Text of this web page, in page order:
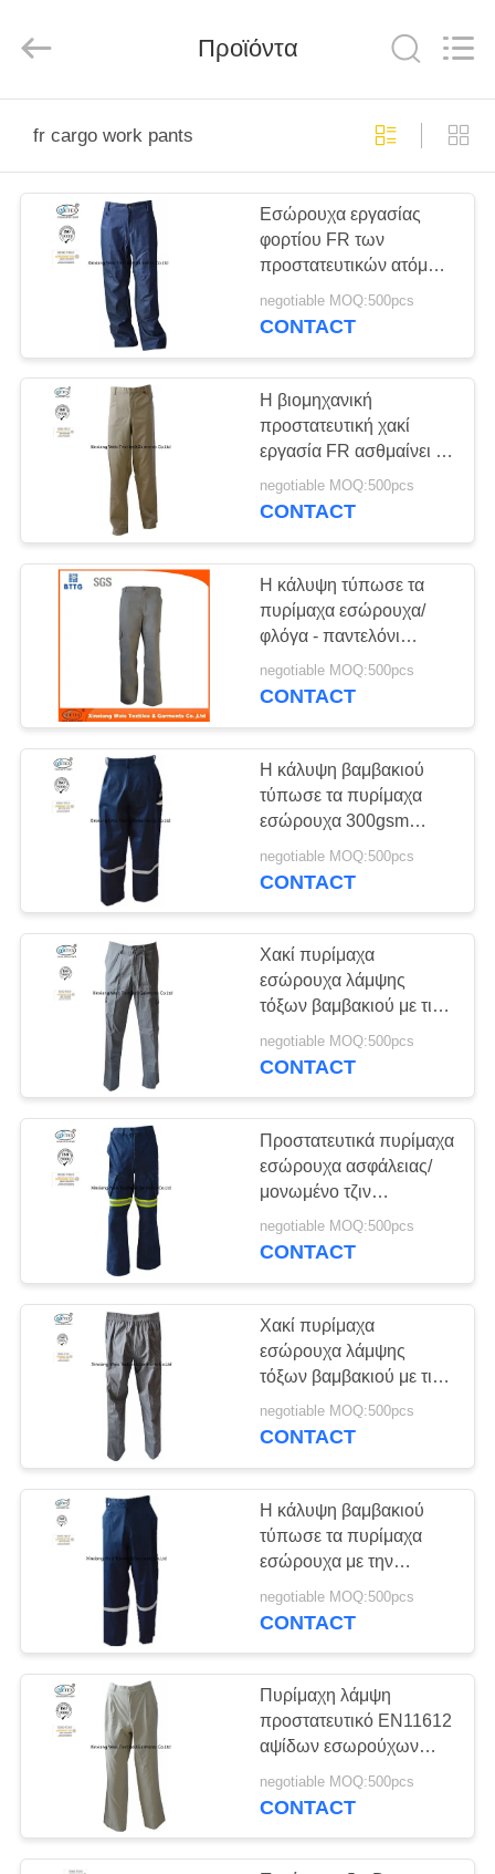
ΠΡΟΪΌΝΤΑ
ΠΕΡΊΠΟΥ
ΓΎΡΟΣ
ΕΡΓΟΣΤΑΣΊΩΝ
ΠΟΙΟΤΙΚΌΣ
ΈΛΕΓΧΟΣ
ΜΑΣ
ΜΕ
ΖΗΤΉΣΤΕ
ΑΠΌΣΠΑΣΜΑ
SITEMAP
PRIVACY
POLICY
Co.Ltd.
Προϊόντα
fr cargo work pants
Εσώρουχα εργασίας
φορτίου FR των
προστατευτικών ατόμων
λάμψης τόξων/
αλεξίπυρο τζιν
negotiable MOQ:500pcs
CONTACT
Η βιομηχανική
προστατευτική χακί
εργασία FR ασθμαίνει τη
φλόγα - λάμψη αψίδων
καθυστερούντω που
negotiable MOQ:500pcs
CONTACT
Η κάλυψη τύπωσε τα
πυρίμαχα εσώρουχα/
φλόγα - παντελόνι
φορτίου καθυστερούντω
με την αντανακλαστική
negotiable MOQ:500pcs
CONTACT
Η κάλυψη βαμβακιού
τύπωσε τα πυρίμαχα
εσώρουχα 300gsm
φορτίου
negotiable MOQ:500pcs
CONTACT
Χακί πυρίμαχα
εσώρουχα λάμψης
τόξων βαμβακιού με τις
πολλαπλάσιες τσέπες
εργαλείων
negotiable MOQ:500pcs
CONTACT
Προστατευτικά πυρίμαχα
εσώρουχα ασφάλειας/
μονωμένο τζιν
εσωρούχων FR με την
αντανακλαστική ταινία
negotiable MOQ:500pcs
CONTACT
Χακί πυρίμαχα
εσώρουχα λάμψης
τόξων βαμβακιού με τις
τσέπες
negotiable MOQ:500pcs
CONTACT
Η κάλυψη βαμβακιού
τύπωσε τα πυρίμαχα
εσώρουχα με την
αντανακλαστική ταινία
300gsm
negotiable MOQ:500pcs
CONTACT
Πυρίμαχη λάμψη
προστατευτικό EN11612
αψίδων εσωρούχων
Workwear ασφάλειας
βαμβακιού
negotiable MOQ:500pcs
CONTACT